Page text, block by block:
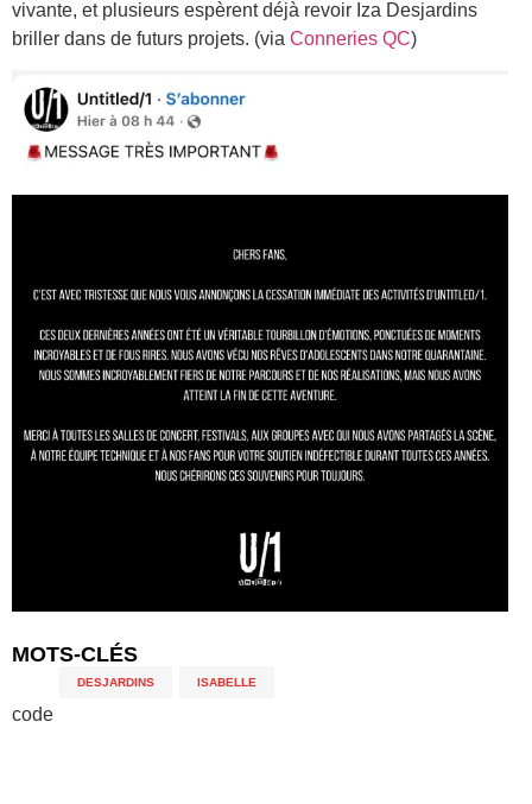
vivante, et plusieurs espèrent déjà revoir Iza Desjardins
briller dans de futurs projets. (via Conneries QC)
MOTS-CLÉS
DESJARDINS ISABELLE
code